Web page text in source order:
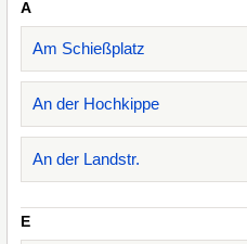
A
Am Schießplatz
An der Hochkippe
An der Landstr.
E